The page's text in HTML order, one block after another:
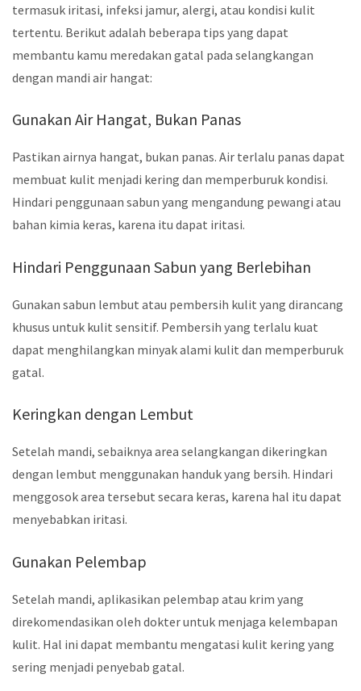
termasuk iritasi, infeksi jamur, alergi, atau kondisi kulit
tertentu. Berikut adalah beberapa tips yang dapat
membantu kamu meredakan gatal pada selangkangan
dengan mandi air hangat:
Gunakan Air Hangat, Bukan Panas
Pastikan airnya hangat, bukan panas. Air terlalu panas dapat
membuat kulit menjadi kering dan memperburuk kondisi.
Hindari penggunaan sabun yang mengandung pewangi atau
bahan kimia keras, karena itu dapat iritasi.
Hindari Penggunaan Sabun yang Berlebihan
Gunakan sabun lembut atau pembersih kulit yang dirancang
khusus untuk kulit sensitif. Pembersih yang terlalu kuat
dapat menghilangkan minyak alami kulit dan memperburuk
gatal.
Keringkan dengan Lembut
Setelah mandi, sebaiknya area selangkangan dikeringkan
dengan lembut menggunakan handuk yang bersih. Hindari
menggosok area tersebut secara keras, karena hal itu dapat
menyebabkan iritasi.
Gunakan Pelembap
Setelah mandi, aplikasikan pelembap atau krim yang
direkomendasikan oleh dokter untuk menjaga kelembapan
kulit. Hal ini dapat membantu mengatasi kulit kering yang
sering menjadi penyebab gatal.